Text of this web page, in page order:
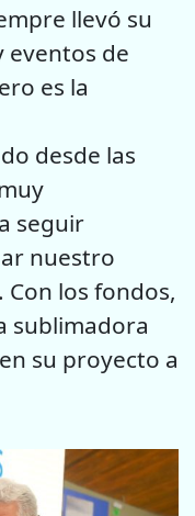
llevó su
eventos de
es la
desde las
seguir
nuestro
los fondos,
sublimadora
su proyecto a